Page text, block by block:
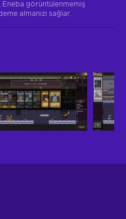
Eneba görüntülenmemiş
almanızı sağlar.